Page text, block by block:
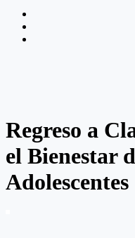
Regreso a
el Bienestar
Adolescentes